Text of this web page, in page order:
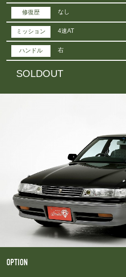
修復歴 なし
ミッション 4速AT
ハンドル 右
SOLDOUT
OPTION